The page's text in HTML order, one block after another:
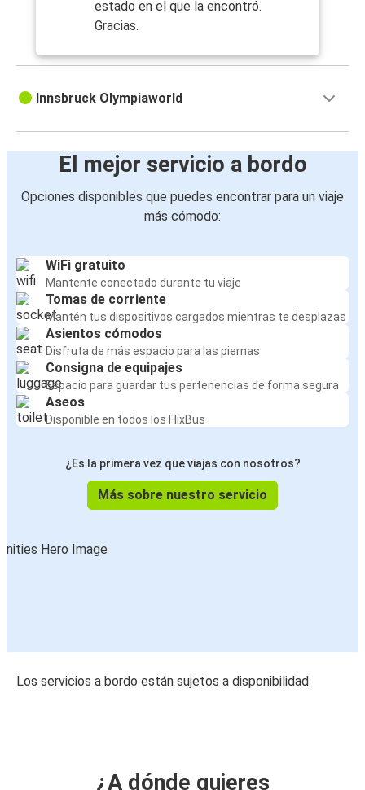
estado en el que la encontró.
Gracias.
Innsbruck Olympiaworld
El mejor servicio a bordo
Opciones disponibles que puedes encontrar para un viaje
más cómodo:
WiFi gratuito
Mantente conectado durante tu viaje
Tomas de corriente
Mantén tus dispositivos cargados mientras te desplazas
Asientos cómodos
Disfruta de más espacio para las piernas
Consigna de equipajes
Espacio para guardar tus pertenencias de forma segura
Aseos
Disponible en todos los FlixBus
¿Es la primera vez que viajas con nosotros?
Más sobre nuestro servicio
Los servicios a bordo están sujetos a disponibilidad
¿A dónde quieres